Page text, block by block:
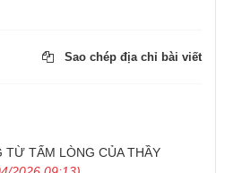
Sao chép địa chỉ bài viết
TỪ TẤM LÒNG CỦA THẦY